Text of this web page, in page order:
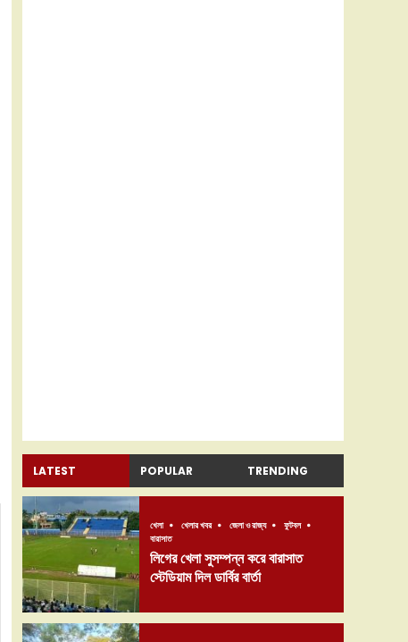
LATEST POPULAR TRENDING
খেলা খেলার খবর জেলা ও রাজ্য
ফুটবল
বারাসাত
লিগের খেলা সুসম্পন্ন করে বারাসাত
স্টেডিয়াম দিল ডার্বির বার্তা